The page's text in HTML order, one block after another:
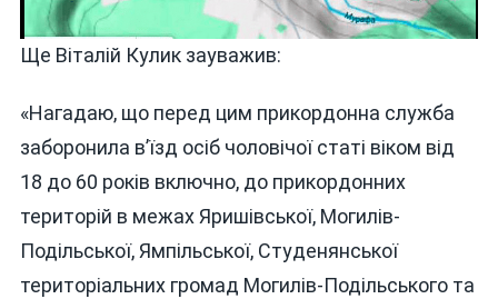
Ще Віталій Кулик зауважив:
«Нагадаю, що перед цим прикордонна служба
заборонила в’їзд осіб чоловічої статі віком від
18 до 60 років включно, до прикордонних
територій в межах Яришівської, Могилів-
Подільської, Ямпільської, Студенянської
територіальних громад Могилів-Подільського та